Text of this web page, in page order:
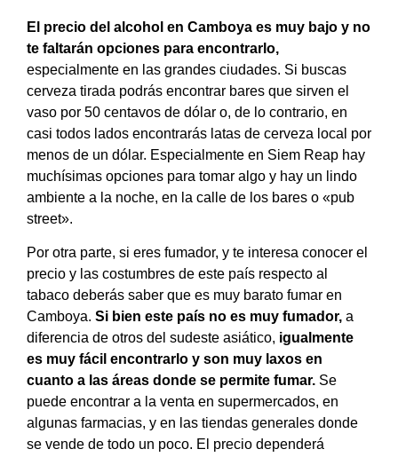
El precio del alcohol en Camboya es muy bajo y no
te faltarán opciones para encontrarlo,
especialmente en las grandes ciudades. Si buscas
cerveza tirada podrás encontrar bares que sirven el
vaso por 50 centavos de dólar o, de lo contrario, en
casi todos lados encontrarás latas de cerveza local por
menos de un dólar. Especialmente en Siem Reap hay
muchísimas opciones para tomar algo y hay un lindo
ambiente a la noche, en la calle de los bares o «pub
street».
Por otra parte, si eres fumador, y te interesa conocer el
precio y las costumbres de este país respecto al
tabaco deberás saber que es muy barato fumar en
Camboya. Si bien este país no es muy fumador, a
diferencia de otros del sudeste asiático, igualmente
es muy fácil encontrarlo y son muy laxos en
cuanto a las áreas donde se permite fumar. Se
puede encontrar a la venta en supermercados, en
algunas farmacias, y en las tiendas generales donde
se vende de todo un poco. El precio dependerá